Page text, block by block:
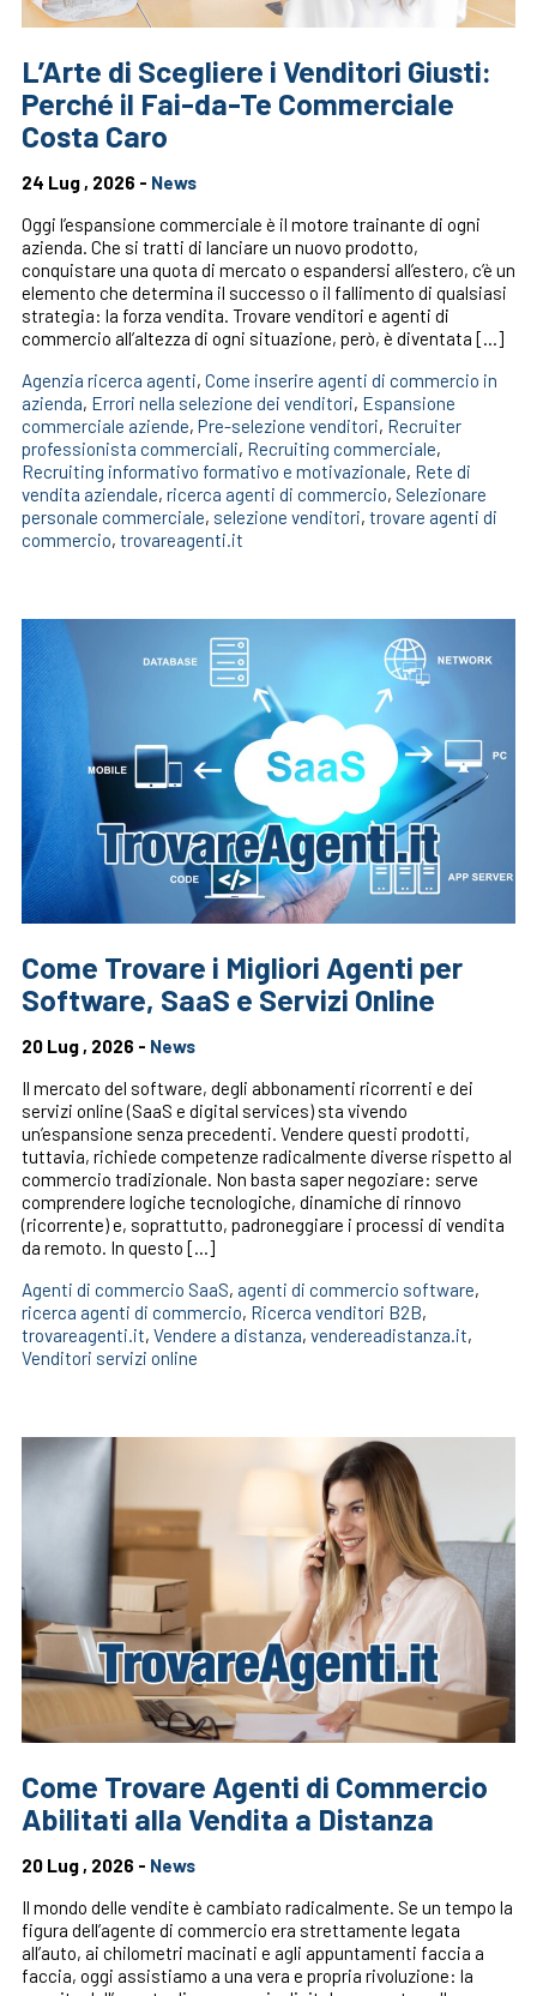
L’Arte di Scegliere i Venditori Giusti:
Perché il Fai-da-Te Commerciale
Costa Caro
24 Lug , 2026 - News
Oggi l’espansione commerciale è il motore trainante di ogni
azienda. Che si tratti di lanciare un nuovo prodotto,
conquistare una quota di mercato o espandersi all’estero, c’è un
elemento che determina il successo o il fallimento di qualsiasi
strategia: la forza vendita. Trovare venditori e agenti di
commercio all’altezza di ogni situazione, però, è diventata […]
Agenzia ricerca agenti, Come inserire agenti di commercio in
azienda, Errori nella selezione dei venditori, Espansione
commerciale aziende, Pre-selezione venditori, Recruiter
professionista commerciali, Recruiting commerciale,
Recruiting informativo formativo e motivazionale, Rete di
vendita aziendale, ricerca agenti di commercio, Selezionare
personale commerciale, selezione venditori, trovare agenti di
commercio, trovareagenti.it
Come Trovare i Migliori Agenti per
Software, SaaS e Servizi Online
20 Lug , 2026 - News
Il mercato del software, degli abbonamenti ricorrenti e dei
servizi online (SaaS e digital services) sta vivendo
un’espansione senza precedenti. Vendere questi prodotti,
tuttavia, richiede competenze radicalmente diverse rispetto al
commercio tradizionale. Non basta saper negoziare: serve
comprendere logiche tecnologiche, dinamiche di rinnovo
(ricorrente) e, soprattutto, padroneggiare i processi di vendita
da remoto. In questo […]
Agenti di commercio SaaS, agenti di commercio software,
ricerca agenti di commercio, Ricerca venditori B2B,
trovareagenti.it, Vendere a distanza, vendereadistanza.it,
Venditori servizi online
Come Trovare Agenti di Commercio
Abilitati alla Vendita a Distanza
20 Lug , 2026 - News
Il mondo delle vendite è cambiato radicalmente. Se un tempo la
figura dell’agente di commercio era strettamente legata
all’auto, ai chilometri macinati e agli appuntamenti faccia a
faccia, oggi assistiamo a una vera e propria rivoluzione: la